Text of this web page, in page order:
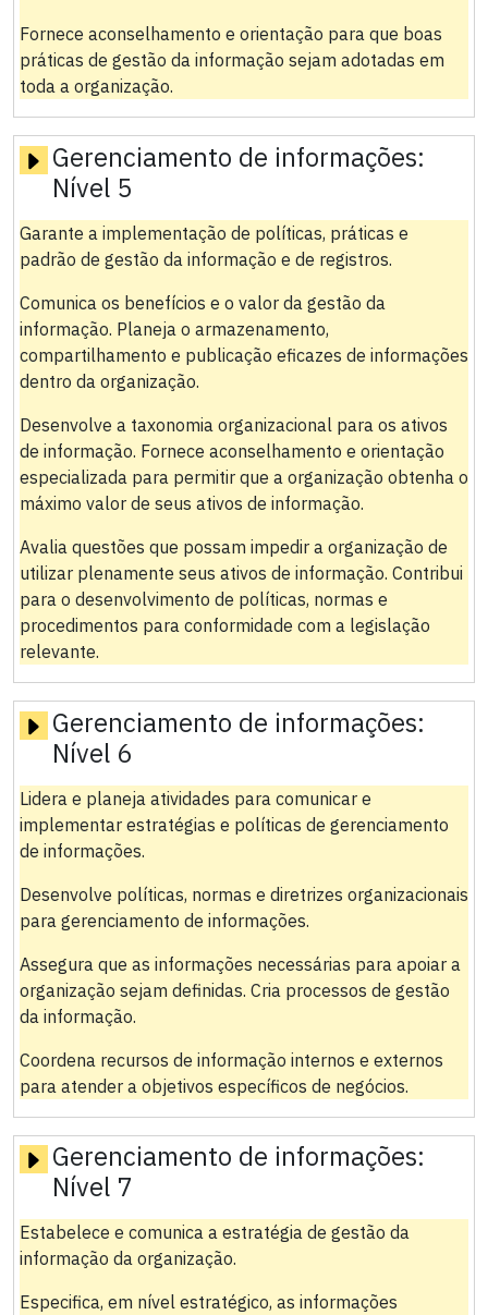
Fornece aconselhamento e orientação para que boas
práticas de gestão da informação sejam adotadas em
toda a organização.
Gerenciamento de informações:
Nível 5
Garante a implementação de políticas, práticas e
padrão de gestão da informação e de registros.
Comunica os benefícios e o valor da gestão da
informação. Planeja o armazenamento,
compartilhamento e publicação eficazes de informações
dentro da organização.
Desenvolve a taxonomia organizacional para os ativos
de informação. Fornece aconselhamento e orientação
especializada para permitir que a organização obtenha o
máximo valor de seus ativos de informação.
Avalia questões que possam impedir a organização de
utilizar plenamente seus ativos de informação. Contribui
para o desenvolvimento de políticas, normas e
procedimentos para conformidade com a legislação
relevante.
Gerenciamento de informações:
Nível 6
Lidera e planeja atividades para comunicar e
implementar estratégias e políticas de gerenciamento
de informações.
Desenvolve políticas, normas e diretrizes organizacionais
para gerenciamento de informações.
Assegura que as informações necessárias para apoiar a
organização sejam definidas. Cria processos de gestão
da informação.
Coordena recursos de informação internos e externos
para atender a objetivos específicos de negócios.
Gerenciamento de informações:
Nível 7
Estabelece e comunica a estratégia de gestão da
informação da organização.
Especifica, em nível estratégico, as informações